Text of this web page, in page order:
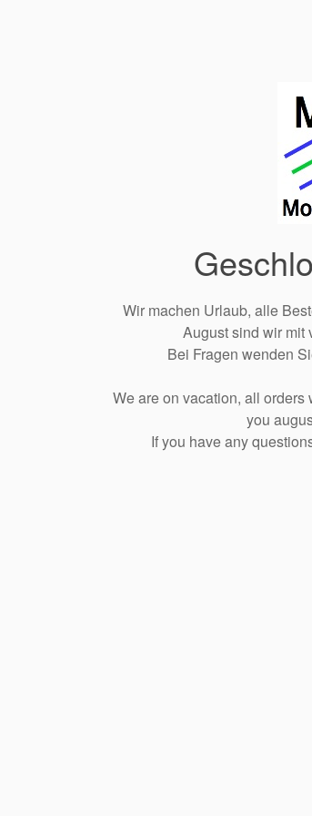
Wir machen Urlaub, alle
August sind wir mit
Bei Fragen wenden
We are on vacation, all
you
If you have any